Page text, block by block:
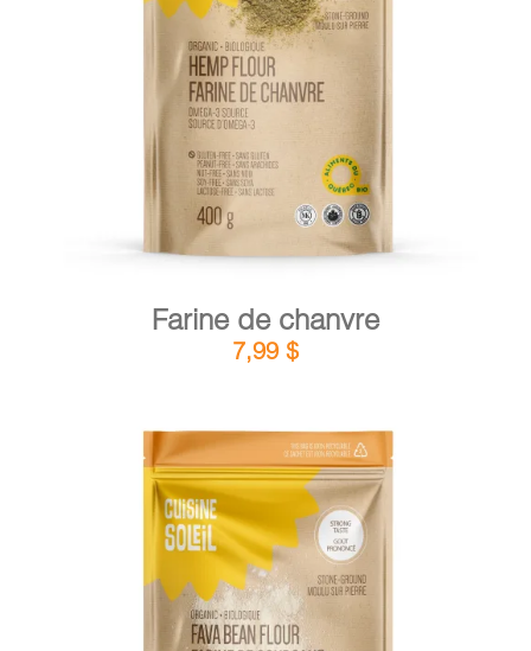
AJOUTER AU PANIER
Farine de chanvre
7,99 $
AJOUTER AU PANIER /